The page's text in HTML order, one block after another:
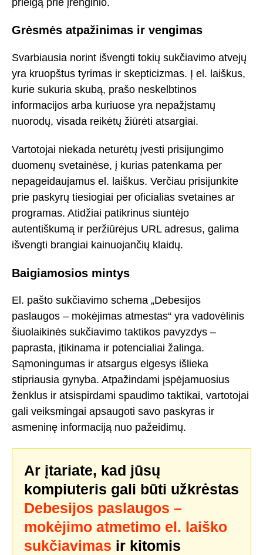
Grėsmės atpažinimas ir vengimas
Svarbiausia norint išvengti tokių sukčiavimo atvejų
yra kruopštus tyrimas ir skepticizmas. Į el. laiškus,
kurie sukuria skubą, prašo neskelbtinos
informacijos arba kuriuose yra nepažįstamų
nuorodų, visada reikėtų žiūrėti atsargiai.
Vartotojai niekada neturėtų įvesti prisijungimo
duomenų svetainėse, į kurias patenkama per
nepageidaujamus el. laiškus. Verčiau prisijunkite
prie paskyrų tiesiogiai per oficialias svetaines ar
programas. Atidžiai patikrinus siuntėjo
autentiškumą ir peržiūrėjus URL adresus, galima
išvengti brangiai kainuojančių klaidų.
Baigiamosios mintys
El. pašto sukčiavimo schema „Debesijos
paslaugos – mokėjimas atmestas“ yra vadovėlinis
šiuolaikinės sukčiavimo taktikos pavyzdys –
paprasta, įtikinama ir potencialiai žalinga.
Sąmoningumas ir atsargus elgesys išlieka
stipriausia gynyba. Atpažindami įspėjamuosius
ženklus ir atsispirdami spaudimo taktikai, vartotojai
gali veiksmingai apsaugoti savo paskyras ir
asmeninę informaciją nuo pažeidimų.
Ar įtariate, kad jūsų
kompiuteris gali būti užkrėstas
Debesijos paslaugos –
mokėjimo atmetimo el. laiško
sukčiavimas ir kitomis